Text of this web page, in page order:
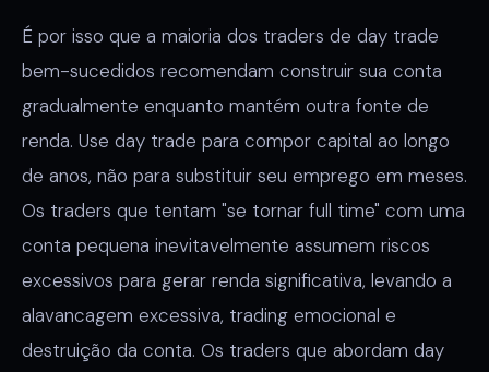
É por isso que a maioria dos traders de day trade
bem-sucedidos recomendam construir sua conta
gradualmente enquanto mantém outra fonte de
renda. Use day trade para compor capital ao longo
de anos, não para substituir seu emprego em meses.
Os traders que tentam "se tornar full time" com uma
conta pequena inevitavelmente assumem riscos
excessivos para gerar renda significativa, levando a
alavancagem excessiva, trading emocional e
destruição da conta. Os traders que abordam day